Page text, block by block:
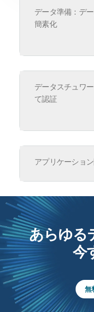
データ準備：デ
簡素化
ラボレーシ
ラボレー
チーム間で
とで、より
貫したデー
現します。
再利
準備
きる
ロー
データスチュワ
て認証
きデータ検
きデータ
認定
監査
更新
アプリケーショ
合を簡素化
あらゆる
今
無